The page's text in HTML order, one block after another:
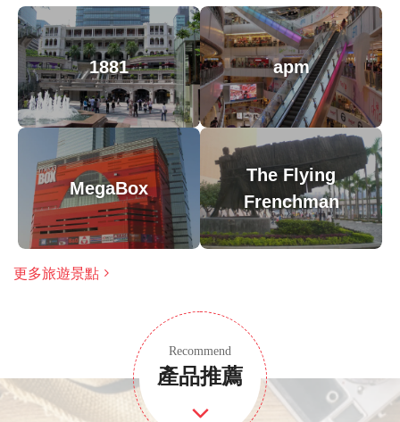
涉及適量步行；請選擇合適的鞋子
在所有天氣條件下運行；請穿著得體
1881 apm
MegaBox
The Flying
Frenchman
更多旅遊景點
Recommend
產品推薦